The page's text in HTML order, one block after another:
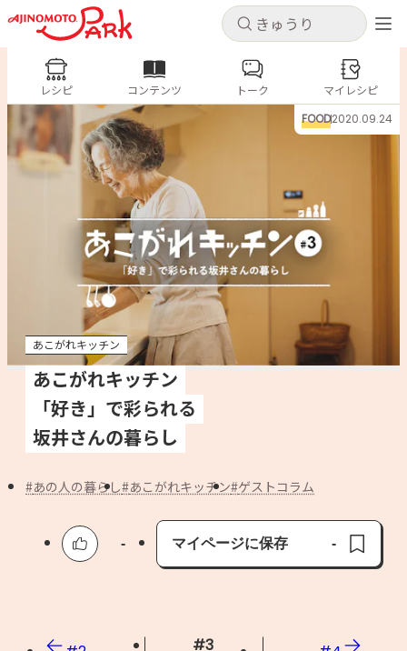
キャンセル
ログインするとレシピを保存できます
ログイン 新規登録
ホーム
コンテンツ
レシピ
トーク
よくあるお問い合わせ
キャンセル
レシピ コンテンツ
人気の食材・レシピ
きゅうり なす トマト
とうもろこし
ピーマン
みょうが ゴーヤ
レシピ コンテンツ トーク マイレシピ
あこがれキッチン
あこがれキッチン
「好き」で彩られる
坂井さんの暮らし
あの人の暮らし あこがれキッチン ゲストコラム
-
マイページに保存
保存済み
-
FOOD2020.09.24
#3